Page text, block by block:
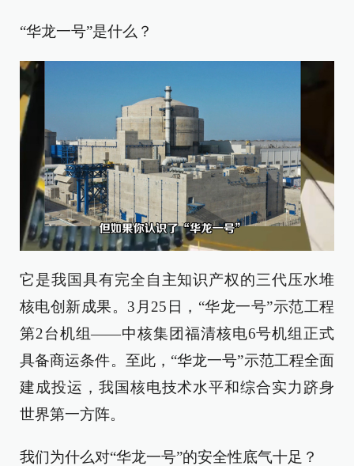
“华龙一号”是什么？
它是我国具有完全自主知识产权的三代压水堆
核电创新成果。3月25日，“华龙一号”示范工程
第2台机组——中核集团福清核电6号机组正式
具备商运条件。至此，“华龙一号”示范工程全面
建成投运，我国核电技术水平和综合实力跻身
世界第一方阵。
我们为什么对“华龙一号”的安全性底气十足？